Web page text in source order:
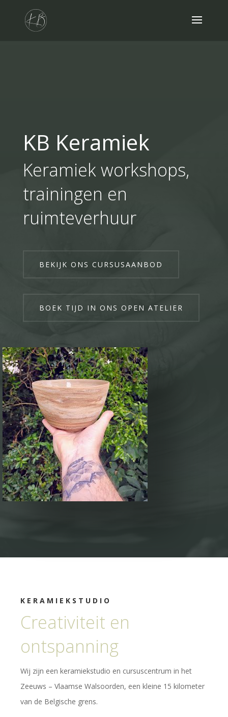
KB Keramiek
Keramiek workshops,
trainingen en
ruimteverhuur
BEKIJK ONS CURSUSAANBOD
BOEK TIJD IN ONS OPEN ATELIER
KERAMIEKSTUDIO
Creativiteit en
ontspanning
Wij zijn een keramiekstudio en cursuscentrum in het
Zeeuws – Vlaamse Walsoorden, een kleine 15 kilometer
van de Belgische grens.